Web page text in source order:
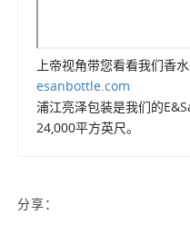
上帝视角带您看看我们香
esanbottle.com
浦江亮泽包装是我们的
24,000平方英尺。
分享：